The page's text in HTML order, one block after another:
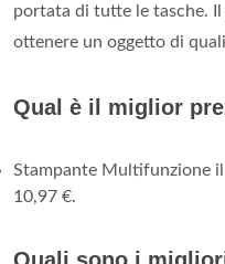
portata di tutte le tasche.
ottenere un oggetto di
Qual è il miglior
Stampante Multifunzione
10,97 €.